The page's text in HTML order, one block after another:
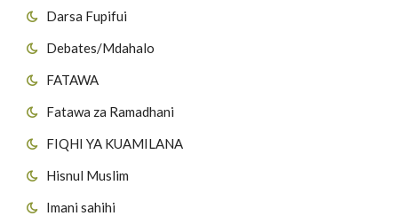
Darsa Fupifui
Debates/Mdahalo
FATAWA
Fatawa za Ramadhani
FIQHI YA KUAMILANA
Hisnul Muslim
Imani sahihi